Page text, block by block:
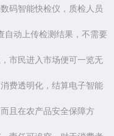
码智能快检仪，质检人员
自动上传检测结果，不需要
市民进入市场便可一览无
费透明化，结算电子智能
且在农产品安全保障方